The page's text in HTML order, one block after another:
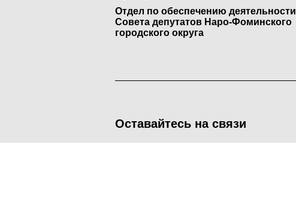
Отдел по обеспечению деятельности
Совета депутатов Наро-Фоминского
городского округа
Оставайтесь на связи